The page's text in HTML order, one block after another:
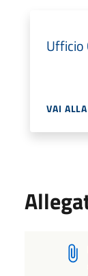
Ufficio
VAI